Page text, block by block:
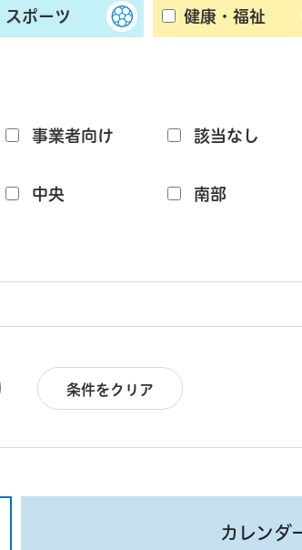
スポーツ 健康・福祉
事業者向け 該当なし
中央 南部
条件をクリア
カレンダ